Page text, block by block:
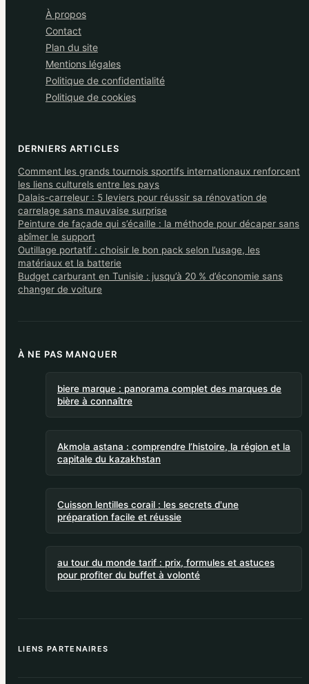
À propos
Contact
Plan du site
Mentions légales
Politique de confidentialité
Politique de cookies
DERNIERS ARTICLES
Comment les grands tournois sportifs internationaux renforcent
les liens culturels entre les pays
Dalais-carreleur : 5 leviers pour réussir sa rénovation de
carrelage sans mauvaise surprise
Peinture de façade qui s’écaille : la méthode pour décaper sans
abîmer le support
Outillage portatif : choisir le bon pack selon l’usage, les
matériaux et la batterie
Budget carburant en Tunisie : jusqu’à 20 % d’économie sans
changer de voiture
À NE PAS MANQUER
biere marque : panorama complet des marques de
bière à connaître
Akmola astana : comprendre l’histoire, la région et la
capitale du kazakhstan
Cuisson lentilles corail : les secrets d'une
préparation facile et réussie
au tour du monde tarif : prix, formules et astuces
pour profiter du buffet à volonté
LIENS PARTENAIRES